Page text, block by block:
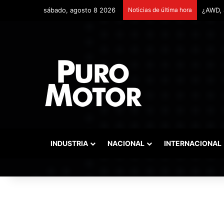
sábado, agosto 8 2026 Noticias de última hora
INDUSTRIA NACIONAL INTERNACIONAL